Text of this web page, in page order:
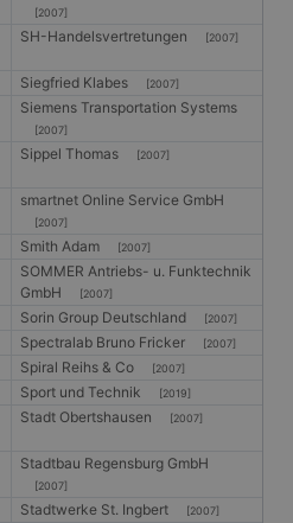
[2007]
SH-Handelsvertretungen [2007]
Siegfried Klabes [2007]
Siemens Transportation Systems
[2007]
Sippel Thomas [2007]
smartnet Online Service GmbH
[2007]
Smith Adam [2007]
SOMMER Antriebs- u. Funktechnik
GmbH
[2007]
Sorin Group Deutschland [2007]
Spectralab Bruno Fricker [2007]
Spiral Reihs & Co [2007]
Sport und Technik [2019]
Stadt Obertshausen [2007]
Stadtbau Regensburg GmbH
[2007]
Stadtwerke St. Ingbert [2007]